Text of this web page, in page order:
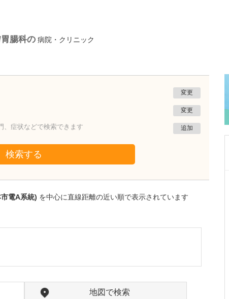
腸科の 病院・クリニック
変更
変更
、症状などで検索できます 追加
検索する
電A系統) を中心に直線距離の近い順で表示されています
地図で検索
東京都世田谷区
天下堂医院
にあり、私は、診療所を
遊び場のようにして育っ